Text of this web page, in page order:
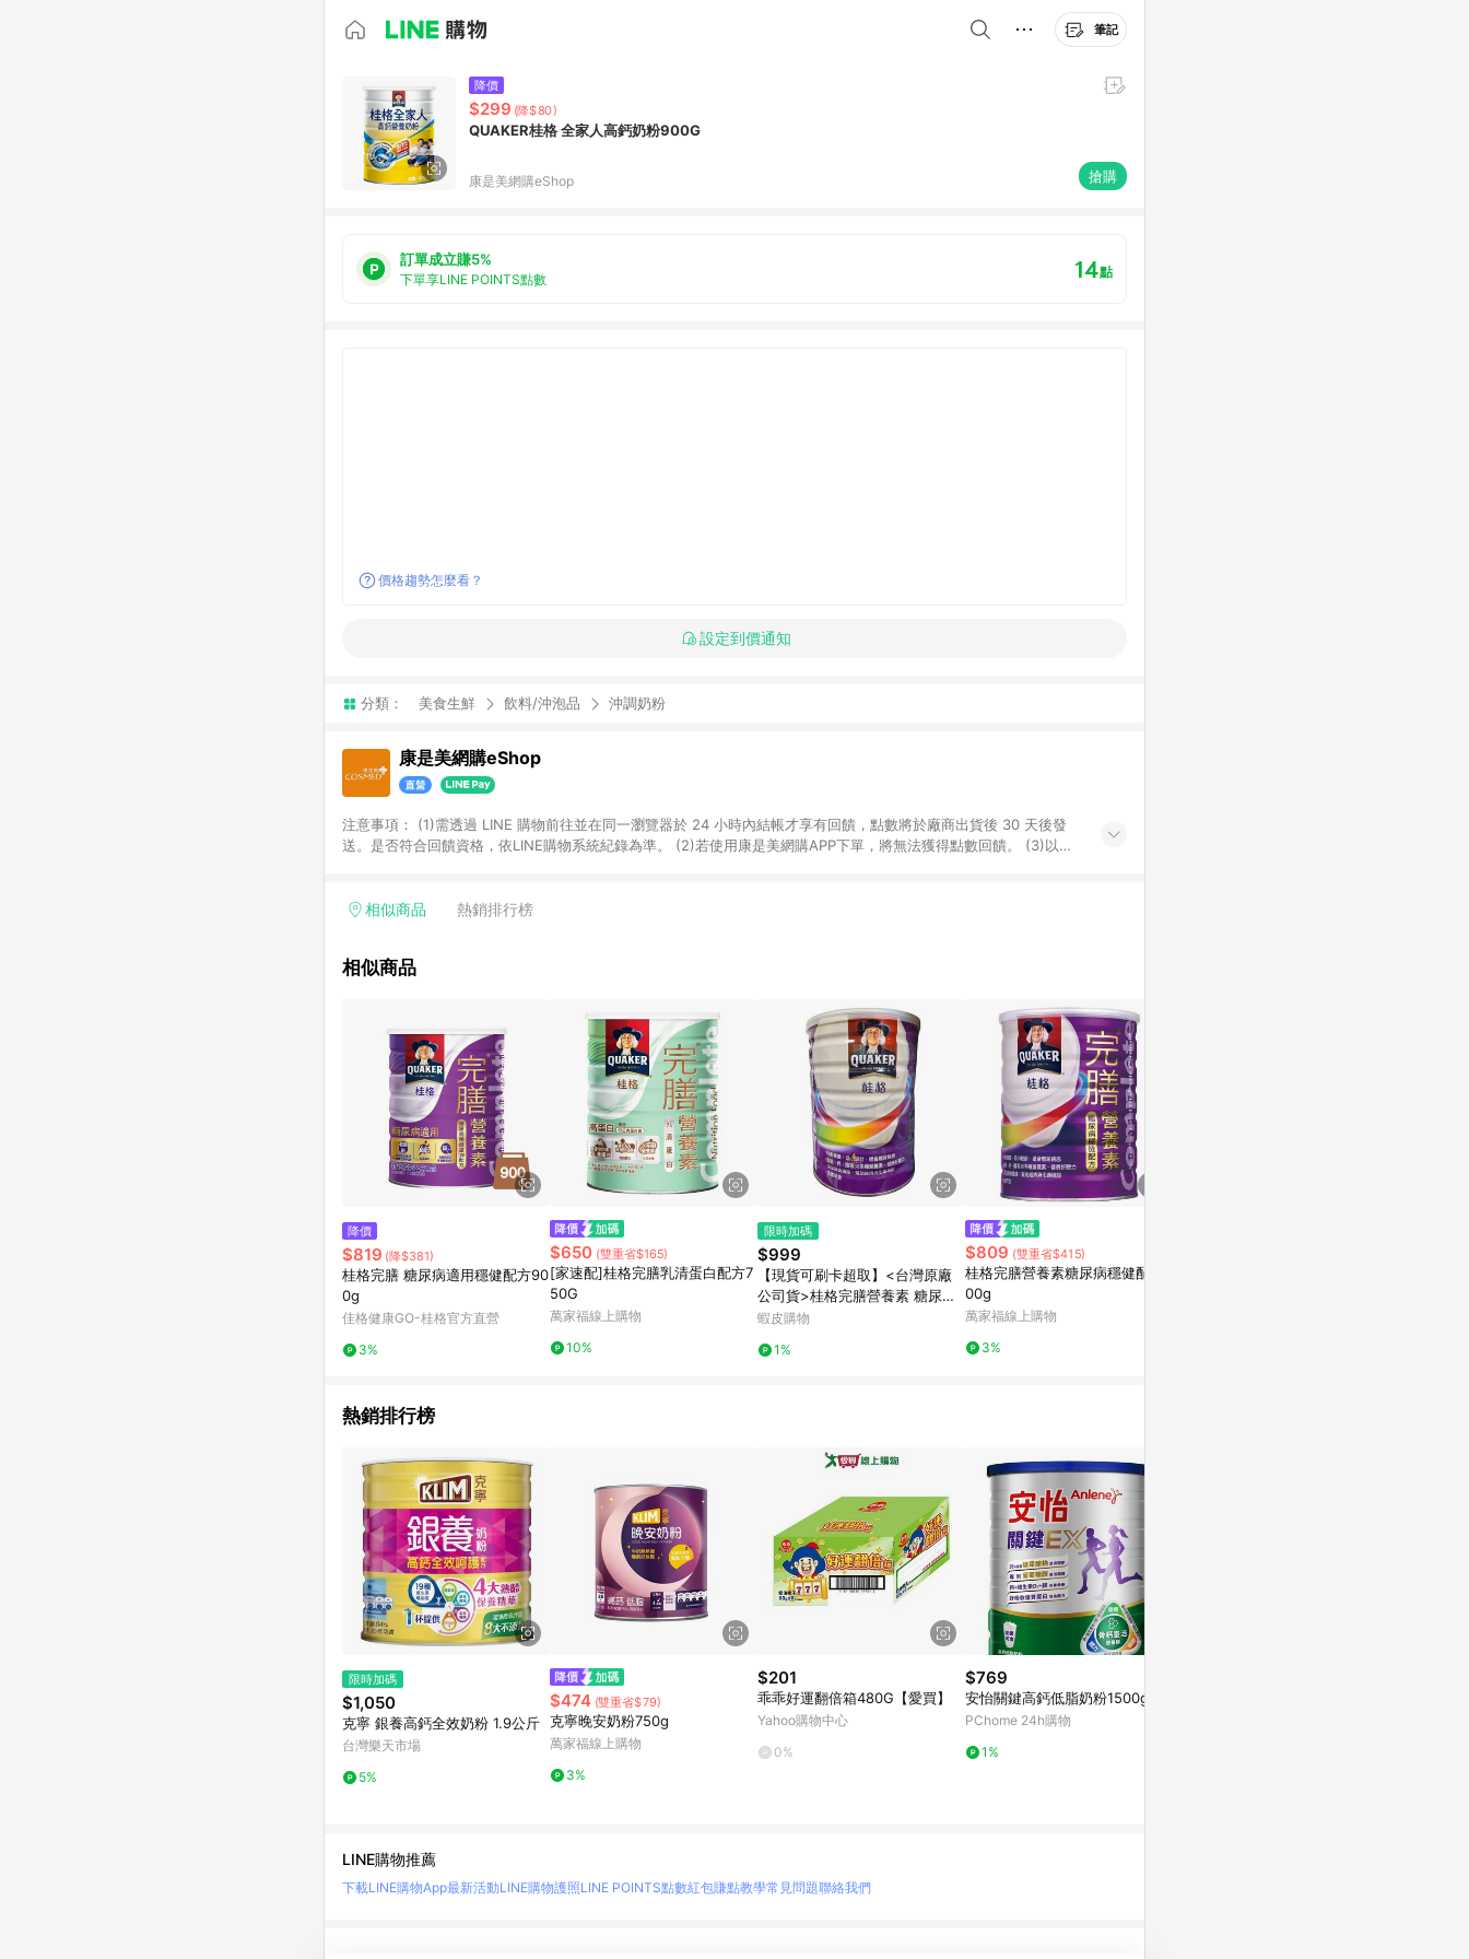
筆記
降價
$299 (降$80)
QUAKER桂格 全家人高鈣奶粉900G
康是美網購eShop 搶購
訂單成立賺5%
下單享LINE POINTS點數 14點
價格趨勢怎麼看？
設定到價通知
分類： 美食生鮮 飲料/沖泡品 沖調奶粉
康是美網購eShop
注意事項：​ (1)需透過 LINE 購物前往並在同一瀏覽器於 24 小時內結帳才享有回饋，點數將於廠商出貨後 30 天後發
送。​是否符合回饋資格，依LINE購物系統紀錄為準。 (2)若使用康是美網購APP下單，將無法獲得點數回饋。​ (3)以下
「LINE購物通知」之官方帳號訊息通知。亦可於LINE購物網站或APP中的「我的訂單」頁面查詢，請依LINE購物網站
相似商品 熱銷排行榜
相似商品
降價
$819 (降$381)
桂格完膳 糖尿病適用穩健配方90
0g
佳格健康GO-桂格官方直營
3%
$650 (雙重省$165)
[家速配]桂格完膳乳清蛋白配方7
50G
萬家福線上購物
10%
限時加碼
$999
【現貨可刷卡超取】<台灣原廠
公司貨>桂格完膳營養素 糖尿病
穩健配方 900G/1瓶
蝦皮購物
1%
$809 (雙重省$415)
桂格完膳營養素糖尿病穩健配方9
00g
萬家福線上購物
3%
熱銷排行榜
限時加碼
$1,050
克寧 銀養高鈣全效奶粉 1.9公斤
台灣樂天市場
5%
$474 (雙重省$79)
克寧晚安奶粉750g
萬家福線上購物
3%
$201
乖乖好運翻倍箱480G【愛買】
Yahoo購物中心
0%
$769
安怡關鍵高鈣低脂奶粉1500g
PChome 24h購物
1%
LINE購物推薦
下載LINE購物App最新活動LINE購物護照LINE POINTS點數紅包賺點教學常見問題聯絡我們